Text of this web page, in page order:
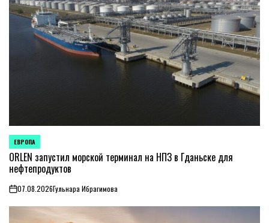
ОПУБЛИКОВАНО
В
ЕВРОПА
ORLEN запустил морской терминал на НПЗ в Гданьске для
нефтепродуктов
on07.08.2026Гульнара Ибрагимова